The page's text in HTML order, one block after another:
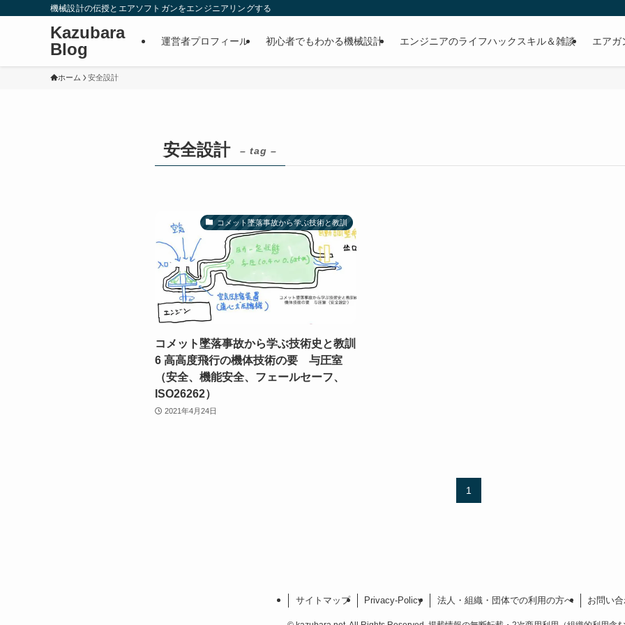
機械設計の伝授とエアソフトガンをエンジニアリングする
Kazubara
Blog
運営者プロフィール 初心者でもわかる機械設計 エンジニアのライフハックスキル＆雑談 エアガ
ホーム 安全設計
安全設計 – tag –
コメット墜落事故から学ぶ技術と教訓
コメット墜落事故から学ぶ技術史と教訓
6 高高度飛行の機体技術の要 与圧室
（安全、機能安全、フェールセーフ、
ISO26262）
2021年4月24日
1
サイトマップ Privacy-Policy 法人・組織・団体での利用の方へ お問い